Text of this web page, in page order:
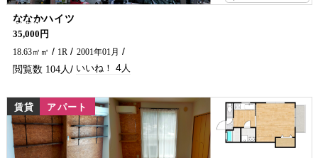
ななかハイツ
繁華街・市役所徒歩圏内にあり便利な場所です！ 単身の方、学生さんにおすすめ(^^)/ お家賃に水道料込です♪
35,000円
18.63㎡㎡
1R 2001年01月
104 4
賃貸 アパート